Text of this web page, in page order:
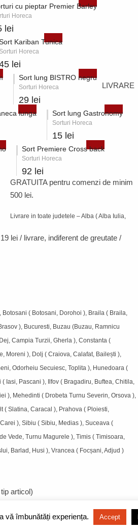
cu pieptar Premier Barley
Horeca
lei
Kariban Tunica
Sorturi Horeca
lei
Sort lung BISTRO negru
Sorturi Horeca
29 lei
lunga Sort lung Gastronomy
Sorturi Horeca
15 lei
Sort Premiere Cross back
Sorturi Horeca
92 lei
19 lei / livrare, indiferent de greutate /
LIVRARE
GRATUITA pentru comenzi de minim
500 lei.
Livrare in toate judetele – Alba ( Alba Iulia,
( Botosani, Dorohoi ), Braila ( Braila,
), Bucuresti, Buzau (Buzau, Ramnicu
Campia Turzii, Gherla ), Constanta (
Moreni ), Dolj ( Craiova, Calafat, Bailești ),
Odorheiu Secuiesc, Toplita ), Hunedoara (
Iasi, Pascani ), Ilfov ( Bragadiru, Buftea, Chitila,
), Mehedinti ( Drobeta Turnu Severin, Orsova ),
( Slatina, Caracal ), Prahova ( Ploiesti,
), Sibiu ( Sibiu, Medias ), Suceava (
Vede, Turnu Magurele ), Timis ( Timisoara,
Barlad, Husi ), Vrancea ( Focșani, Adjud )
articol)
vă îmbunătăți experiența. Accept